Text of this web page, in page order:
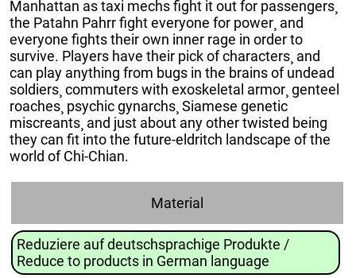
Manhattan as taxi mechs fight it out for passengers¸
the Patahn Pahrr fight everyone for power¸ and
everyone fights their own inner rage in order to
survive. Players have their pick of characters¸ and
can play anything from bugs in the brains of undead
soldiers¸ commuters with exoskeletal armor¸ genteel
roaches¸ psychic gynarchs¸ Siamese genetic
miscreants¸ and just about any other twisted being
they can fit into the future-eldritch landscape of the
world of Chi-Chian.
Material
Reduziere auf deutschsprachige Produkte /
Reduce to products in German language